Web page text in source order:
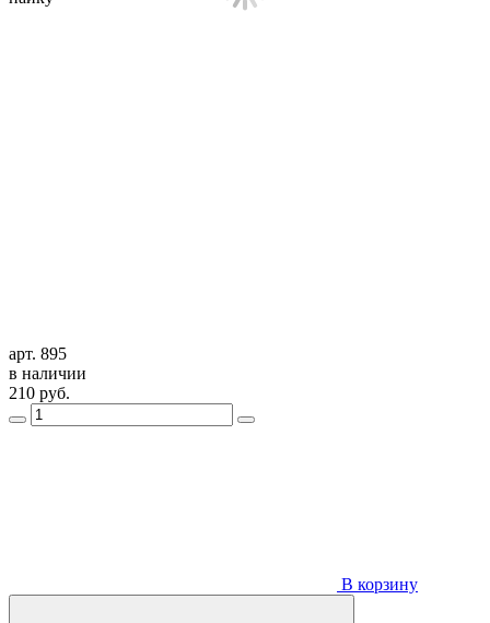
арт. 895
в наличии
210 руб.
В корзину